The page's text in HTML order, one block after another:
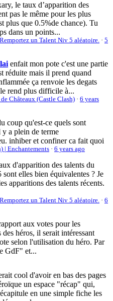
le taux d’apparition des
pas le même pour les plus
plus que 0.5%de chance). Tu
dans un points...
un Talent Niv 5 aléatoire. · 5
enfait mon pote c'est une partie
réduite mais il prend quand
ça renvoie les degats
rend plus difficile à...
Châteaux (Castle Clash) · 6 years
coup qu'est-ce quels sont
a plein de terme
inhiber et confiner ca fait quoi
| Enchantements · 6 years ago
d'apparition des talents du
elles bien équivalentes ? Je
apparitions des talents récents.
un Talent Niv 5 aléatoire. · 6
aux votes pour les
héros, il serait intéressant
selon l'utilisation du héro. Par
GdF" et...
cool d'avoir en bas des pages
un espace "récap" qui,
en une simple fiche les